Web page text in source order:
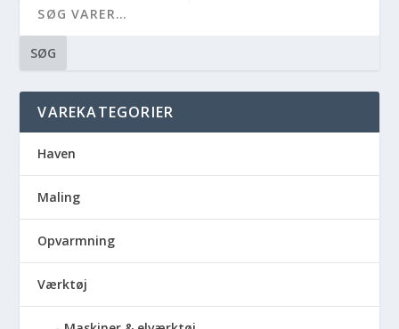
SØG
VAREKATEGORIER
Haven
Maling
Opvarmning
Værktøj